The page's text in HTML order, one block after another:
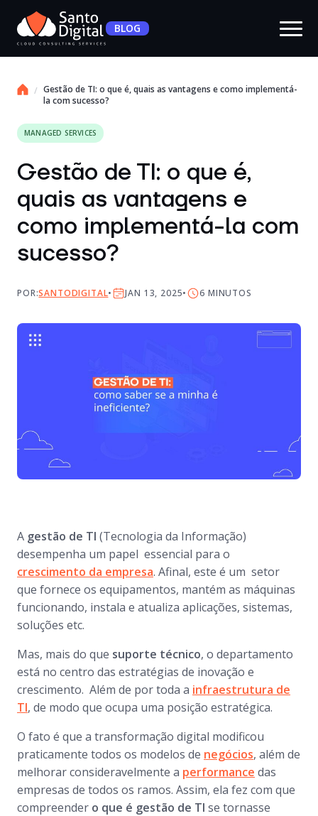
BLOG
Gestão de TI: o que é, quais as vantagens e como implementá-
la com sucesso?
MANAGED SERVICES
Gestão de TI: o que é,
quais as vantagens e
como implementá-la com
sucesso?
POR:SANTODIGITAL JAN 13, 2025 6 MINUTOS
A gestão de TI (Tecnologia da Informação)
desempenha um papel essencial para o
crescimento da empresa. Afinal, este é um setor
que fornece os equipamentos, mantém as máquinas
funcionando, instala e atualiza aplicações, sistemas,
soluções etc.
Mas, mais do que suporte técnico, o departamento
está no centro das estratégias de inovação e
crescimento. Além de por toda a infraestrutura de
TI, de modo que ocupa uma posição estratégica.
O fato é que a transformação digital modificou
praticamente todos os modelos de negócios, além de
melhorar consideravelmente a performance das
empresas de todos os ramos. Assim, ela fez com que
compreender o que é gestão de TI se tornasse